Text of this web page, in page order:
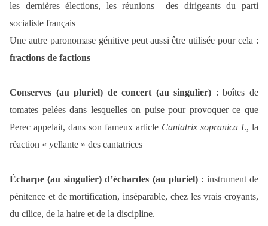
les dernières élections, les réunions des dirigeants du parti
socialiste français
Une autre paronomase génitive peut aussi être utilisée pour cela :
fractions de factions
Conserves (au pluriel) de concert (au singulier) : boîtes de
tomates pelées dans lesquelles on puise pour provoquer ce que
Perec appelait, dans son fameux article Cantatrix sopranica L, la
réaction « yellante » des cantatrices
Écharpe (au singulier) d’échardes (au pluriel) : instrument de
pénitence et de mortification, inséparable, chez les vrais croyants,
du cilice, de la haire et de la discipline.